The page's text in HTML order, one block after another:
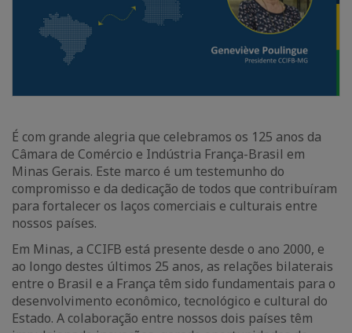
É com grande alegria que celebramos os 125 anos da
Câmara de Comércio e Indústria França-Brasil em
Minas Gerais. Este marco é um testemunho do
compromisso e da dedicação de todos que contribuíram
para fortalecer os laços comerciais e culturais entre
nossos países.
Em Minas, a CCIFB está presente desde o ano 2000, e
ao longo destes últimos 25 anos, as relações bilaterais
entre o Brasil e a França têm sido fundamentais para o
desenvolvimento econômico, tecnológico e cultural do
Estado. A colaboração entre nossos dois países têm